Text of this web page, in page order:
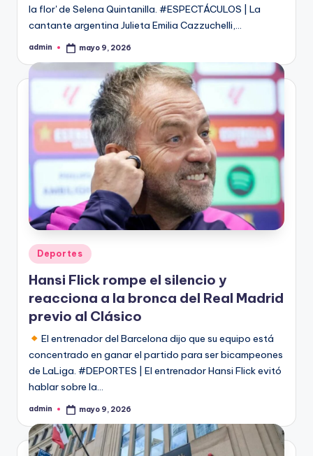
la flor' de Selena Quintanilla. #ESPECTÁCULOS | La
cantante argentina Julieta Emilia Cazzuchelli,…
Publicado
admin mayo 9, 2026
Publicado
en
Deportes
Hansi Flick rompe el silencio y
reacciona a la bronca del Real Madrid
previo al Clásico
El entrenador del Barcelona dijo que su equipo está
concentrado en ganar el partido para ser bicampeones
de LaLiga. #DEPORTES | El entrenador Hansi Flick evitó
hablar sobre la…
Publicado
admin mayo 9, 2026